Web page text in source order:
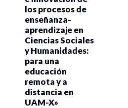
los procesos de
enseñanza-
aprendizaje en
Ciencias Sociales
y Humanidades:
para una
educación
remota y a
distancia en
UAM-X»